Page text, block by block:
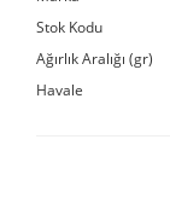
Stok Kodu
Ağırlık Aralığı (gr)
Havale